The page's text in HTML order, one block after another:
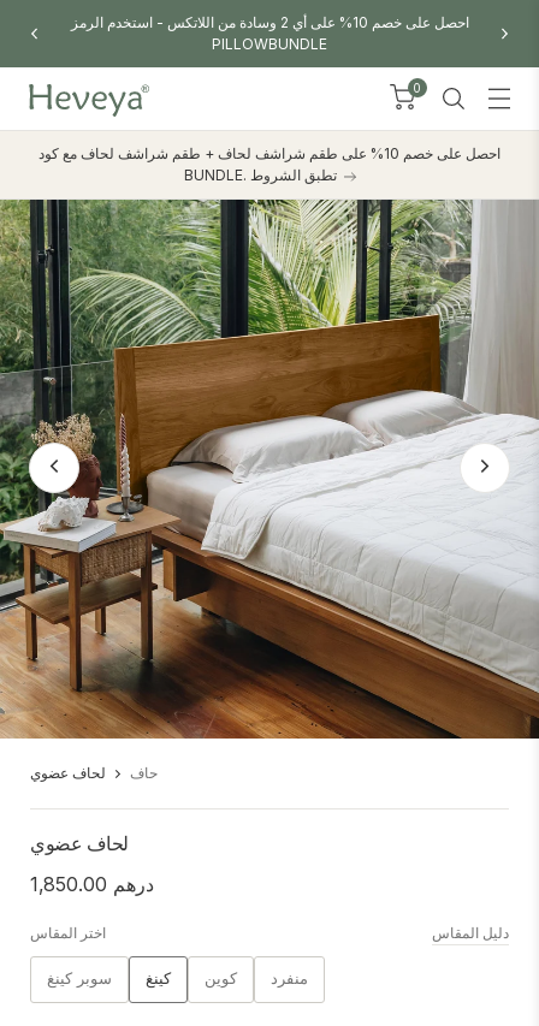
احصل على خصم 10% على أي 2 وسادة من اللاتكس - استخدم الرمز
PILLOWBUNDLE
0
احصل على خصم 10% على طقم شراشف لحاف + طقم شراشف لحاف مع كود
BUNDLE. تطبق الشروط
حاف لحاف عضوي
لحاف عضوي
درهم 1,850.00
اختر المقاس دليل المقاس
سوبر كينغ كينغ كوين منفرد